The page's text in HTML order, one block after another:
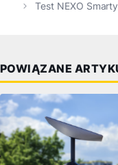
Test NEXO
POWIĄZANE